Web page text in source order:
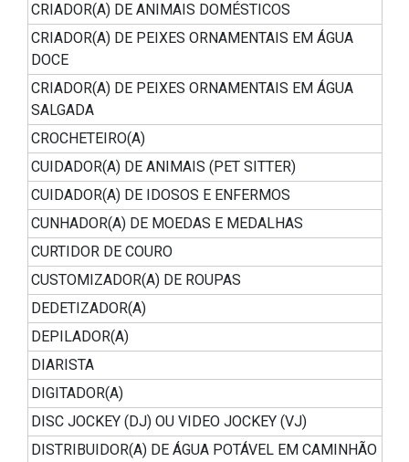
CRIADOR(A) DE ANIMAIS DOMÉSTICOS
CRIADOR(A) DE PEIXES ORNAMENTAIS EM ÁGUA
DOCE
CRIADOR(A) DE PEIXES ORNAMENTAIS EM ÁGUA
SALGADA
CROCHETEIRO(A)
CUIDADOR(A) DE ANIMAIS (PET SITTER)
CUIDADOR(A) DE IDOSOS E ENFERMOS
CUNHADOR(A) DE MOEDAS E MEDALHAS
CURTIDOR DE COURO
CUSTOMIZADOR(A) DE ROUPAS
DEDETIZADOR(A)
DEPILADOR(A)
DIARISTA
DIGITADOR(A)
DISC JOCKEY (DJ) OU VIDEO JOCKEY (VJ)
DISTRIBUIDOR(A) DE ÁGUA POTÁVEL EM CAMINHÃO